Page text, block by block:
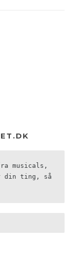
musicals,
din ting, så